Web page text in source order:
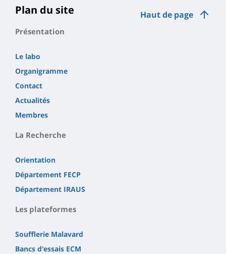
page
principale
Haut de page
Plan du site
Présentation
Le labo
Organigramme
Contact
Actualités
Membres
La Recherche
Orientation
Département FECP
Département IRAUS
Les plateformes
Soufflerie Malavard
Bancs d'essais ECM